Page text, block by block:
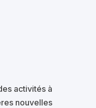
activités à
nouvelles